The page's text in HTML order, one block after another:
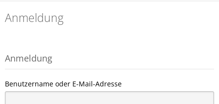
Anmeldung
Anmeldung
Benutzername oder E-Mail-Adresse